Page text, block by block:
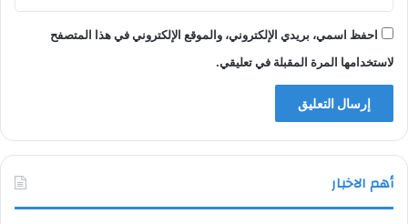
احفظ اسمي، بريدي الإلكتروني، والموقع الإلكتروني في هذا المتصفح
لاستخدامها المرة المقبلة في تعليقي.
أهم الاخبار